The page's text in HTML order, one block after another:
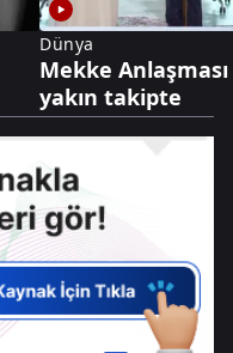
Dünya
Mekke Anlaşması
yakın takipte